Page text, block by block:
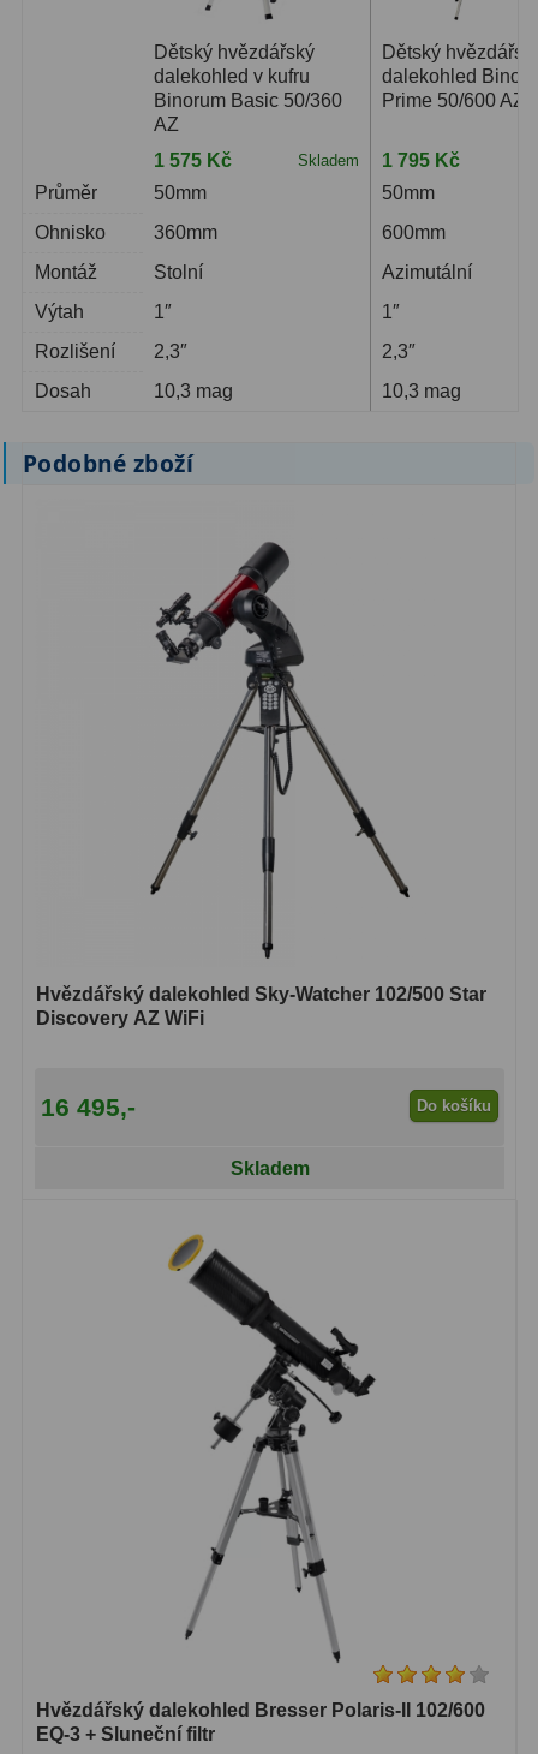
Průměr
Ohnisko
Montáž
Výtah
Rozlišení
Dosah
Dětský hvězdářský
dalekohled v kufru
Binorum Basic 50/360
AZ
1 575 Kč
Skladem
50mm
360mm
Stolní
1″
2,3″
10,3 mag
Dětský
dalekohled
Prime 50/600 AZ
1 795 Kč
50mm
600mm
Azimutální
1″
2,3″
10,3 mag
Podobné zboží
Hvězdářský dalekohled Sky-Watcher 102/500 Star
Discovery AZ WiFi
16 495,- Do košíku
Skladem
Hvězdářský dalekohled Bresser Polaris-II 102/600
EQ-3 + Sluneční filtr